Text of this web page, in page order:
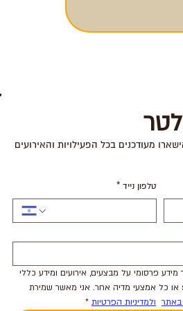
מעודכנים בכל הפעילויות והאירועים
טלפון נייד *
באתר ולמדיניות הפרטיות *